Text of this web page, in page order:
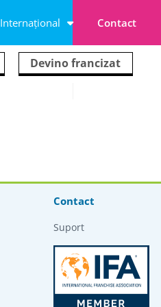
Internațional Contact
Devino francizat
Contact
Suport